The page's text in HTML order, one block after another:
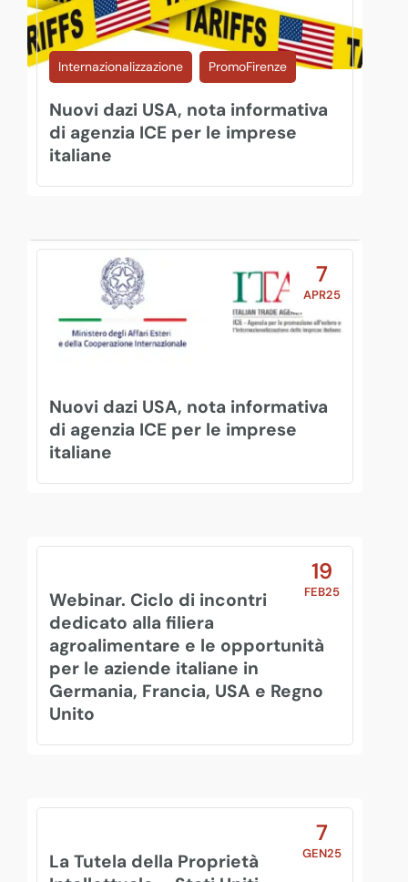
Internazionalizzazione PromoFirenze
Nuovi dazi USA, nota informativa
di agenzia ICE per le imprese
italiane
7
APR25
Nuovi dazi USA, nota informativa
di agenzia ICE per le imprese
italiane
19
FEB25
Webinar. Ciclo di incontri
dedicato alla filiera
agroalimentare e le opportunità
per le aziende italiane in
Germania, Francia, USA e Regno
Unito
7
GEN25
La Tutela della Proprietà